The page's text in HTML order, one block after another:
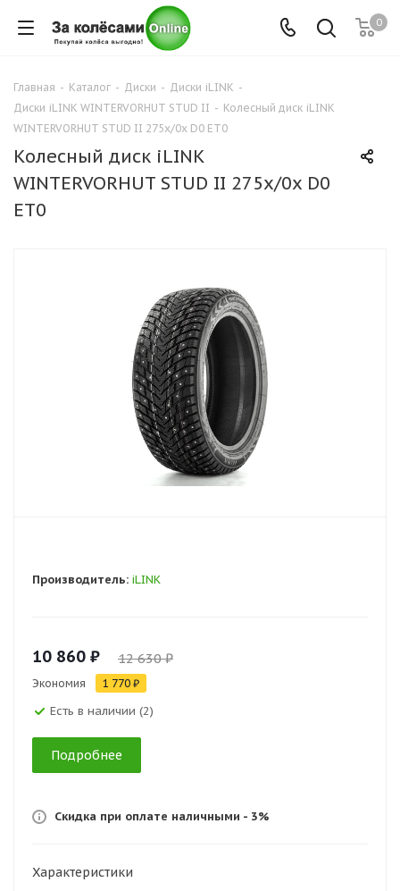
0
Главная - Каталог - Диски - Диски iLINK -
Диски iLINK WINTERVORHUT STUD II - Колесный диск iLINK
WINTERVORHUT STUD II 275x/0x D0 ET0
Колесный диск iLINK
WINTERVORHUT STUD II 275x/0x D0
ET0
Производитель: iLINK
10 860 ₽ 12 630 ₽
Экономия 1 770 ₽
Есть в наличии (2)
Подробнее
Скидка при оплате наличными - 3%
Характеристики